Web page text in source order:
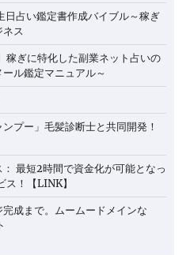
日占い鑑定書作成バイブル～稼ぎ
ネス
稼ぎに特化した副業ネット占いの
ル鑑定マニュアル～
プー」毛髪診断士と共同開発！
最短2時間で資金化が可能となっ
ス！【LINK】
成まで。ムームードメインな